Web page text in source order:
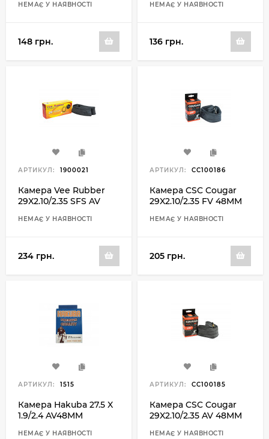
НЕМАЄ У НАЯВНОСТІ
148 грн.
НЕМАЄ У НАЯВНОСТІ
136 грн.
АРТИКУЛ: 1900021
Камера Vee Rubber
29X2.10/2.35 SFS AV
НЕМАЄ У НАЯВНОСТІ
234 грн.
АРТИКУЛ: CC100186
Камера CSC Cougar
29X2.10/2.35 FV 48MM
НЕМАЄ У НАЯВНОСТІ
205 грн.
АРТИКУЛ: 1515
Камера Hakuba 27.5 X
1.9/2.4 AV48MM
НЕМАЄ У НАЯВНОСТІ
АРТИКУЛ: CC100185
Камера CSC Cougar
29X2.10/2.35 AV 48MM
НЕМАЄ У НАЯВНОСТІ